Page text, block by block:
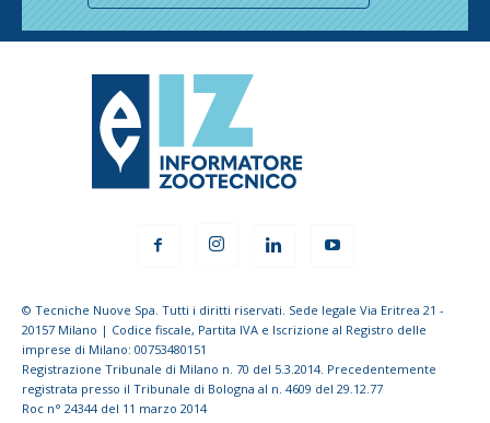
© Tecniche Nuove Spa. Tutti i diritti riservati. Sede legale Via Eritrea 21 -
20157 Milano | Codice fiscale, Partita IVA e Iscrizione al Registro delle
imprese di Milano: 00753480151
Registrazione Tribunale di Milano n. 70 del 5.3.2014. Precedentemente
registrata presso il Tribunale di Bologna al n. 4609 del 29.12.77
Roc n° 24344 del 11 marzo 2014